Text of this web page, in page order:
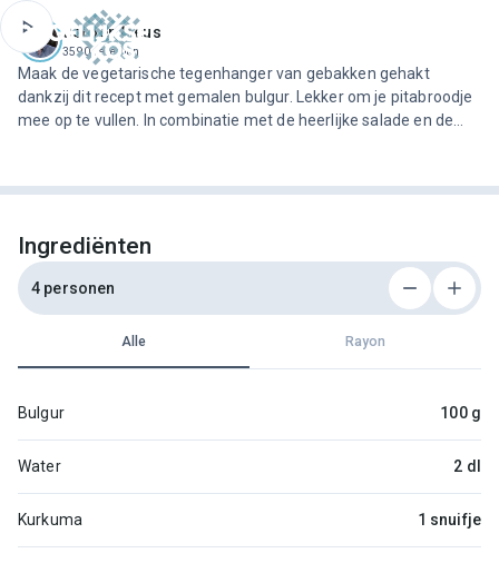
Jeroen Meus
3590 recepten
Maak de vegetarische tegenhanger van gebakken gehakt
dankzij dit recept met gemalen bulgur. Lekker om je pitabroodje
mee op te vullen. In combinatie met de heerlijke salade en de
Ingrediënten
4 personen
Alle Rayon
Bulgur 100 g
Water 2 dl
Kurkuma 1 snuifje